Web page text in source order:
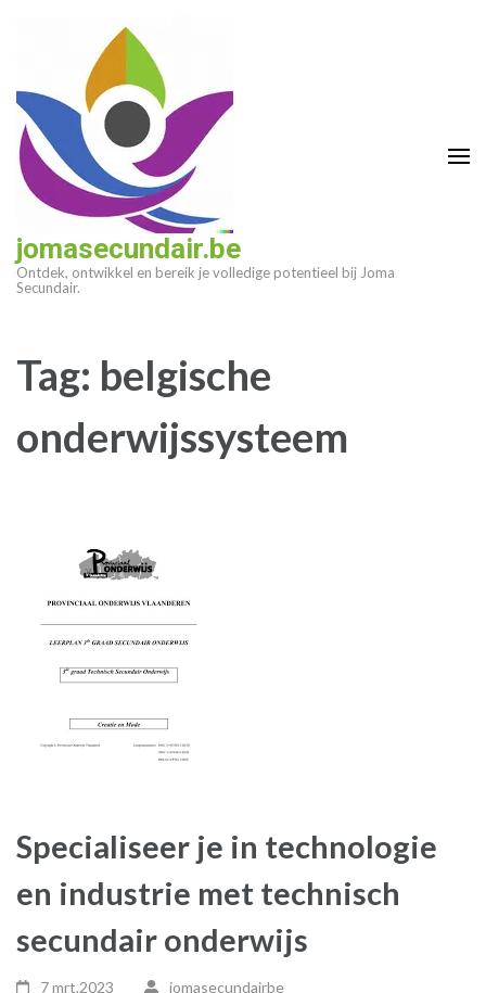
(druk
enter)
jomasecundair.be
Ontdek, ontwikkel en bereik je volledige potentieel bij Joma
Secundair.
Tag: belgische
onderwijssysteem
Specialiseer je in technologie
en industrie met technisch
secundair onderwijs
7 mrt,2023
jomasecundairbe